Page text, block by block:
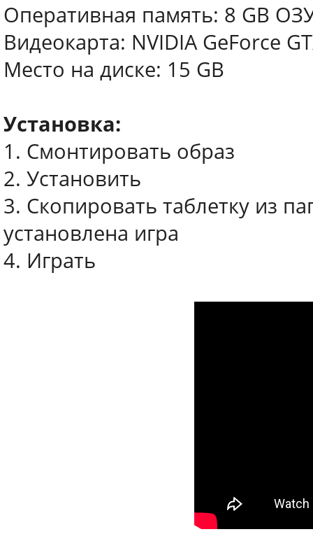
Оперативная память: 8 GB
Видеокарта: NVIDIA GeForce
Место на диске: 15 GB
Установка:
1. Смонтировать образ
2. Установить
3. Скопировать таблетку из
установлена игра
4. Играть